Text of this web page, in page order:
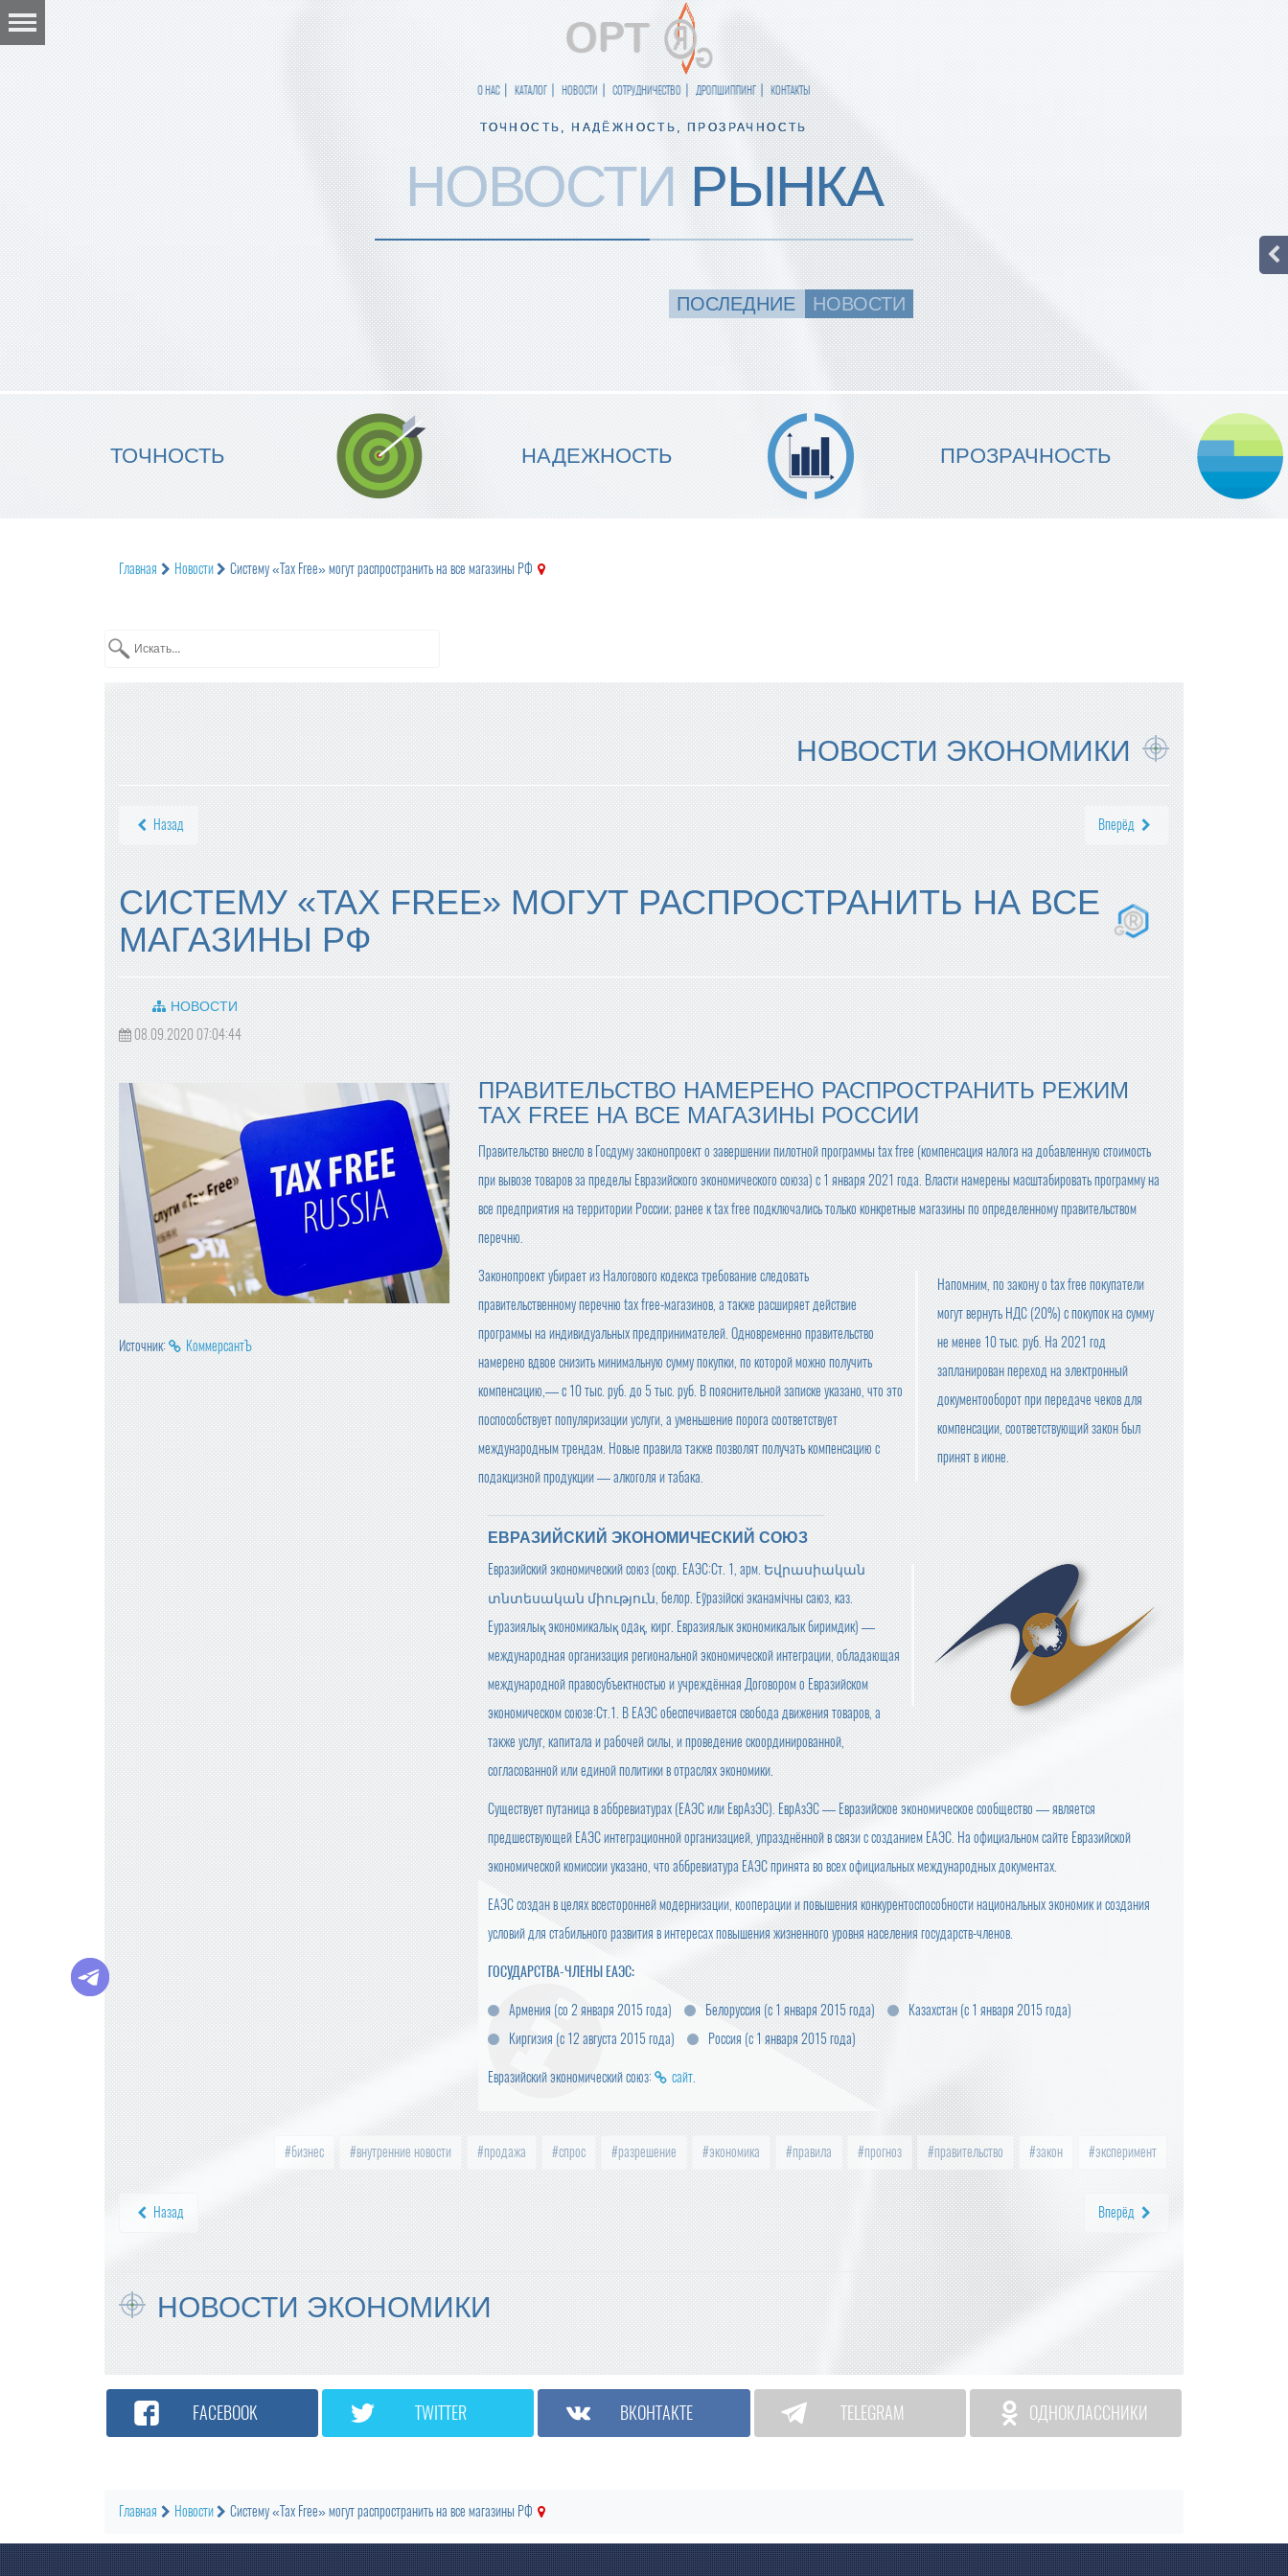
О НАС КАТАЛОГ НОВОСТИ СОТРУДНИЧЕСТВО ДРОПШИППИНГ КОНТАКТЫ
ТОЧНОСТЬ, НАДЁЖНОСТЬ, ПРОЗРАЧНОСТЬ
НОВОСТИ РЫНКА
ПОСЛЕДНИЕ НОВОСТИ
ТОЧНОСТЬ
МЫ ГАРАНТИРУЕМ ТОЧНОСТЬ
ИСПОЛНЕНИЯ
НАДЕЖНОСТЬ
МЫ ОБЕСПЕЧИВАЕМ
НАДЕЖНОСТЬ ИСПОЛНЕНИЯ
ПРОЗРАЧНОСТЬ
Главная Новости Систему «Tax Free» могут распространить на все магазины РФ
НОВОСТИ ЭКОНОМИКИ
Назад Вперёд
СИСТЕМУ «TAX FREE» МОГУТ РАСПРОСТРАНИТЬ НА ВСЕ
МАГАЗИНЫ РФ
НОВОСТИ
08.09.2020 07:04:44
Источник: КоммерсантЪ
ПРАВИТЕЛЬСТВО НАМЕРЕНО РАСПРОСТРАНИТЬ РЕЖИМ
TAX FREE НА ВСЕ МАГАЗИНЫ РОССИИ
Правительство внесло в Госдуму законопроект о завершении пилотной программы tax free (компенсация налога на добавленную стоимость
при вывозе товаров за пределы Евразийского экономического союза) с 1 января 2021 года. Власти намерены масштабировать программу на
все предприятия на территории России; ранее к tax free подключались только конкретные магазины по определенному правительством
перечню.
Напомним, по закону о tax free покупатели
могут вернуть НДС (20%) с покупок на сумму
не менее 10 тыс. руб. На 2021 год
запланирован переход на электронный
документооборот при передаче чеков для
компенсации, соответствующий закон был
принят в июне.
Законопроект убирает из Налогового кодекса требование следовать
правительственному перечню tax free-магазинов, а также расширяет действие
программы на индивидуальных предпринимателей. Одновременно правительство
намерено вдвое снизить минимальную сумму покупки, по которой можно получить
компенсацию,— с 10 тыс. руб. до 5 тыс. руб. В пояснительной записке указано, что это
поспособствует популяризации услуги, а уменьшение порога соответствует
международным трендам. Новые правила также позволят получать компенсацию с
подакцизной продукции — алкоголя и табака.
ЕВРАЗИЙСКИЙ ЭКОНОМИЧЕСКИЙ СОЮЗ
Евразийский экономический союз (сокр. ЕАЭС:Ст. 1, арм. Եվրասիական
տնտեսական միություն, белор. Еўразійскі эканамічны саюз, каз.
Еуразиялық экономикалық одақ, кирг. Евразиялык экономикалык биримдик) —
международная организация региональной экономической интеграции, обладающая
международной правосубъектностью и учреждённая Договором о Евразийском
экономическом союзе:Ст.1. В ЕАЭС обеспечивается свобода движения товаров, а
также услуг, капитала и рабочей силы, и проведение скоординированной,
согласованной или единой политики в отраслях экономики.
Существует путаница в аббревиатурах (ЕАЭС или ЕврАзЭС). ЕврАзЭС — Евразийское экономическое сообщество — является
предшествующей ЕАЭС интеграционной организацией, упразднённой в связи с созданием ЕАЭС. На официальном сайте Евразийской
экономической комиссии указано, что аббревиатура ЕАЭС принята во всех официальных международных документах.
ЕАЭС создан в целях всесторонней модернизации, кооперации и повышения конкурентоспособности национальных экономик и создания
условий для стабильного развития в интересах повышения жизненного уровня населения государств-членов.
ГОСУДАРСТВА-ЧЛЕНЫ ЕАЭС:
Армения (со 2 января 2015 года) Белоруссия (с 1 января 2015 года)
Казахстан (с 1 января 2015 года)
Киргизия (с 12 августа 2015 года)
Россия (с 1 января 2015 года)
Евразийский экономический союз: сайт
бизнес внутренние новости продажа спрос разрешение экономика правила прогноз правительство закон эксперимент
Назад Вперёд
НОВОСТИ ЭКОНОМИКИ
FACEBOOK TWITTER ВКОНТАКТЕ TELEGRAM ОДНОКЛАССНИКИ
Главная Новости Систему «Tax Free» могут распространить на все магазины РФ